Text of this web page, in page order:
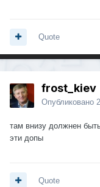
Quote
frost_kiev
Опубликовано
там внизу должнен
эти допы
Quote